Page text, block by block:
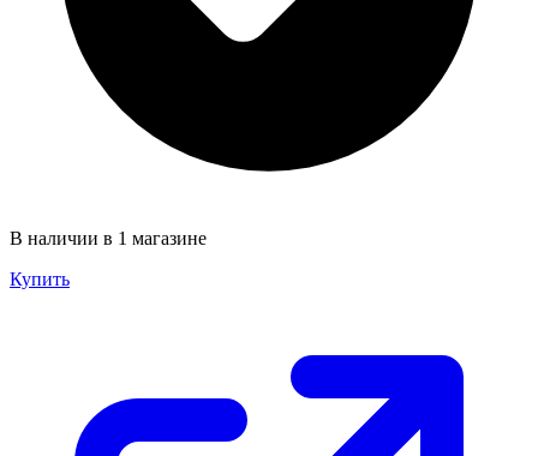
В наличии в 1 магазине
Купить